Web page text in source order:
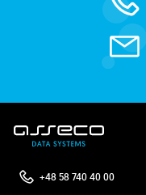
+48 58 740 40 00